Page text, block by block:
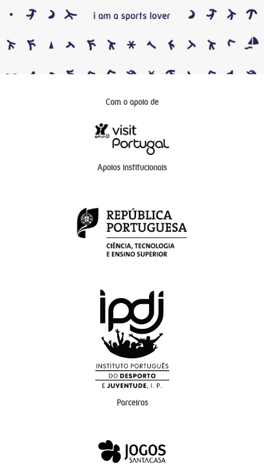
Com o apoio de
Apoios institucionais
Parceiros